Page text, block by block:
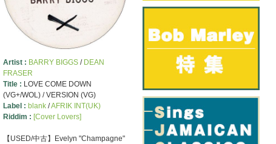
Artist : BARRY BIGGS/ DEAN
FRASER
Title : LOVE COME DOWN
(VG+/WOL) / VERSION (VG)
Label : blank/AFRIK INT(UK)
Riddim : [Cover Lovers]
【USED/中古】Evelyn "Champagne"